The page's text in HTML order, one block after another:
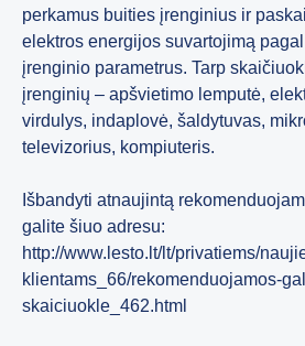
perkamus buities įrenginius ir
elektros energijos suvartojimą
įrenginio parametrus. Tarp
įrenginių – apšvietimo lemputė,
virdulys, indaplovė, šaldytuvas,
televizorius, kompiuteris.
Išbandyti atnaujintą
galite šiuo adresu:
http://www.lesto.lt/lt/privatiems/
klientams_66/rekomenduojamos-
skaiciuokle_462.html